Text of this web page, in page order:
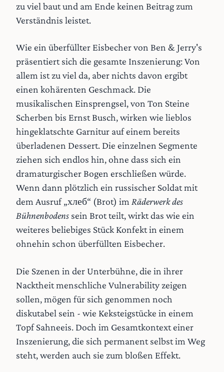
zu viel baut und am Ende keinen Beitrag zum
Verständnis leistet.
Wie ein überfüllter Eisbecher von Ben & Jerry's
präsentiert sich die gesamte Inszenierung: Von
allem ist zu viel da, aber nichts davon ergibt
einen kohärenten Geschmack. Die
musikalischen Einsprengsel, von Ton Steine
Scherben bis Ernst Busch, wirken wie lieblos
hingeklatschte Garnitur auf einem bereits
überladenen Dessert. Die einzelnen Segmente
ziehen sich endlos hin, ohne dass sich ein
dramaturgischer Bogen erschließen würde.
Wenn dann plötzlich ein russischer Soldat mit
dem Ausruf „хлеб“ (Brot) imRäderwerk des
Bühnenbodens sein Brot teilt, wirkt das wie ein
weiteres beliebiges Stück Konfekt in einem
ohnehin schon überfüllten Eisbecher.
Die Szenen in der Unterbühne, die in ihrer
Nacktheit menschliche Vulnerability zeigen
sollen, mögen für sich genommen noch
diskutabel sein - wie Keksteigstücke in einem
Topf Sahneeis. Doch im Gesamtkontext einer
Inszenierung, die sich permanent selbst im Weg
steht, werden auch sie zum bloßen Effekt.